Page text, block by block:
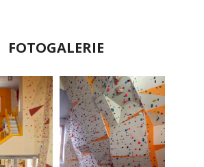
FOTOGALERIE